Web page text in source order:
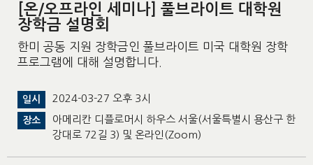
[온/오프라인 세미나] 풀브라이트 대학원
장학금 설명회
한미 공동 지원 장학금인 풀브라이트 미국 대학원 장학
프로그램에 대해 설명합니다.
일시 2024-03-27 오후 3시
장소
아메리칸 디플로머시 하우스 서울(서울특별시 용산구 한
강대로 72길 3) 및 온라인(Zoom)